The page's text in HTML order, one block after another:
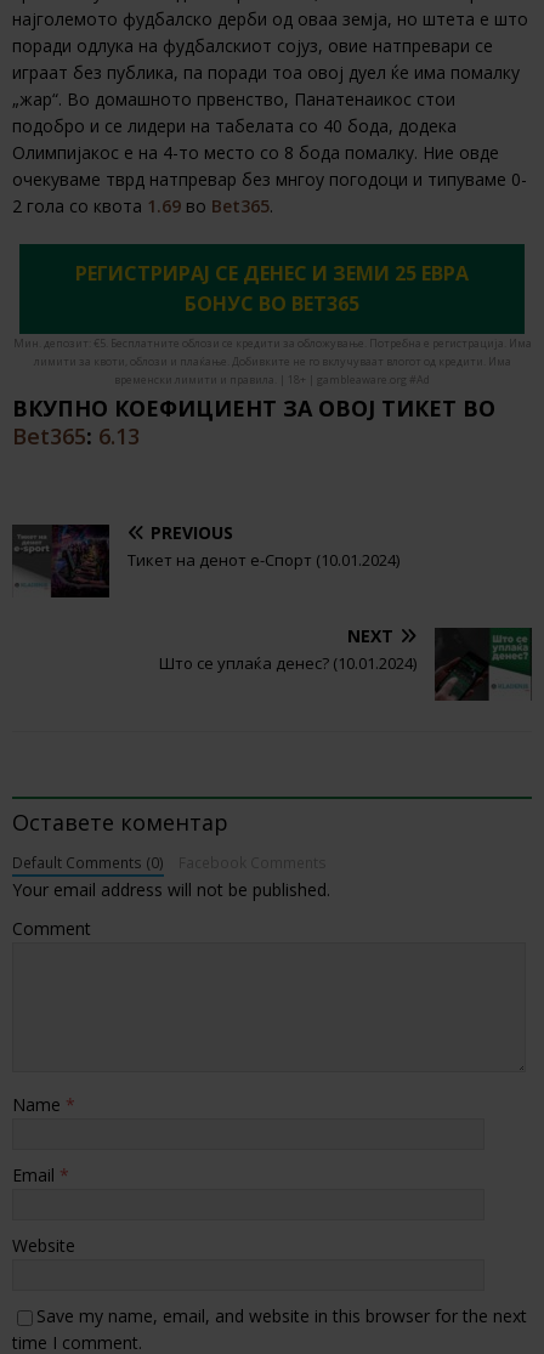
најголемото фудбалско дерби од оваа земја, но штета е што
поради одлука на фудбалскиот сојуз, овие натпревари се
играат без публика, па поради тоа овој дуел ќе има помалку
„жар“. Во домашното првенство, Панатенаикос стои
подобро и се лидери на табелата со 40 бода, додека
Олимпијакос е на 4-то место со 8 бода помалку. Ние овде
очекуваме тврд натпревар без мнгоу погодоци и типуваме 0-
2 гола со квота 1.69 во Bet365.
РЕГИСТРИРАЈ СЕ ДЕНЕС И ЗЕМИ 25 ЕВРА
БОНУС ВО BET365
Мин. депозит: €5. Бесплатните облози се кредити за обложување. Потребна е регистрација. Има
лимити за квоти, облози и плаќање. Добивките не го вклучуваат влогот од кредити. Има
временски лимити и правила. | 18+ | gambleaware.org #Ad
ВКУПНО КОЕФИЦИЕНТ ЗА ОВОЈ ТИКЕТ ВО
Bet365: 6.13
PREVIOUS
Тикет на денот е-Спорт (10.01.2024)
NEXT
Што се уплаќа денес? (10.01.2024)
Оставете коментар
Default Comments (0)
Your email address will not be published.
Comment
Name *
Email *
Website
Save my name, email, and website in this browser for the next
time I comment.